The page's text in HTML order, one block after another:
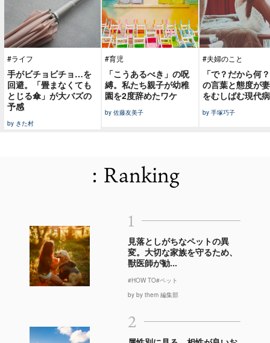
#ライフ
手がビチョビチョ…を
回避。「畳まなくても
とじる傘」が大バズの
予感
by きた村
#育児
「こうあるべき」の呪
縛。私たち親子が幼稚
園を2度辞めたワケ
by 佐藤友美子
#夫婦のこと
「で？だから何
の言葉と態度が
をむしばむ現代病
by 手塚巧子
: Ranking
1
見落としがちなペットの異
変。大切な家族を守るため、
獣医師が勧...
#HOW TO#ペット
by by them 編集部
2